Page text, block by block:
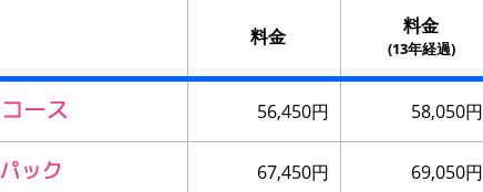
料金 料金
(13年経過)
56,450円 58,050円
67,450円 69,050円